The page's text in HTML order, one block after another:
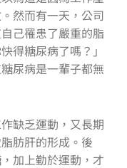
然而有一天，公司
己罹患了嚴重的脂
得糖尿病了嗎？」
尿病是一輩子都無
缺乏運動，又長期
肪肝的形成。後
加上勤於運動，才